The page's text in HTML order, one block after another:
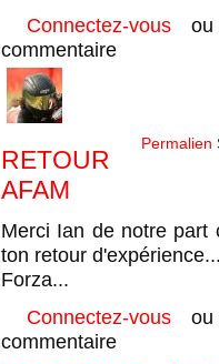
Connectez-vous
commentaire
Permalien
RETOUR
AFAM
Merci Ian de notre part
ton retour
Forza...
Connectez-vous
commentaire